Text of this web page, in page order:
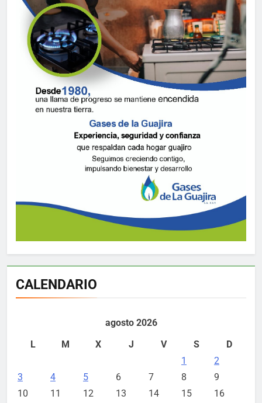
CALENDARIO
agosto 2026
L
M X J V S
D
1
2
3
4 5 6 7 8
9
10
11 12 13 14 15
16